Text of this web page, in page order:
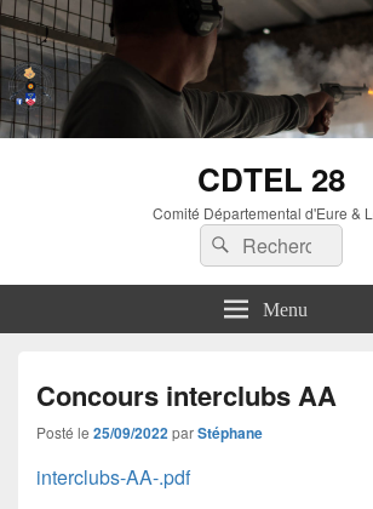
CDTEL 28
Comité Départemental d'Eure &
Menu
Concours interclubs AA
Posté le 25/09/2022parStéphane
interclubs-AA-.pdf